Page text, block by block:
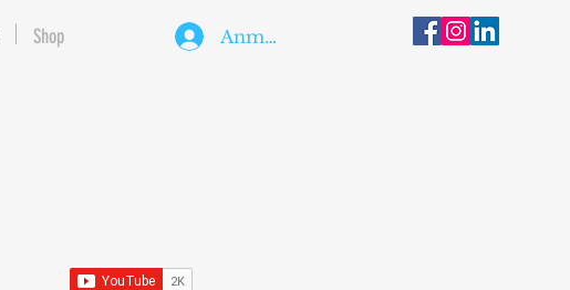
Anmelden
Shop